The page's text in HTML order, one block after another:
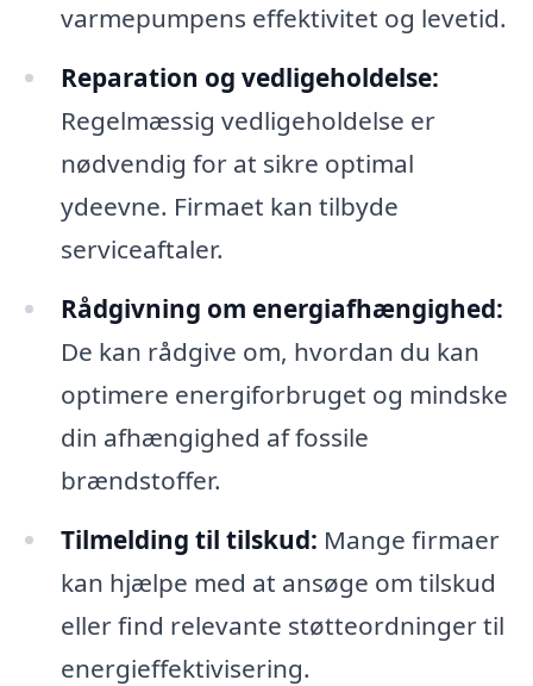
varmepumpens effektivitet og levetid.
Reparation og vedligeholdelse:
Regelmæssig vedligeholdelse er
nødvendig for at sikre optimal
ydeevne. Firmaet kan tilbyde
serviceaftaler.
Rådgivning om energiafhængighed:
De kan rådgive om, hvordan du kan
optimere energiforbruget og mindske
din afhængighed af fossile
brændstoffer.
Tilmelding til tilskud: Mange firmaer
kan hjælpe med at ansøge om tilskud
eller find relevante støtteordninger til
energieffektivisering.